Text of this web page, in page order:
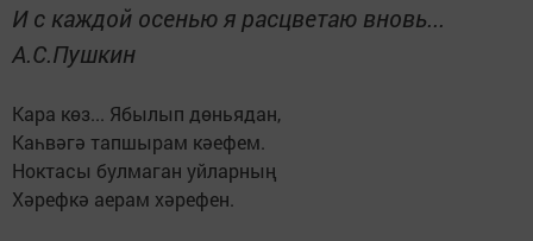
И с каждой осенью я расцветаю вновь...
А.С.Пушкин
Кара көз... Ябылып дөньядан,
Каһвәгә тапшырам кәефем.
Ноктасы булмаган уйларның
Хәрефкә аерам хәрефен.